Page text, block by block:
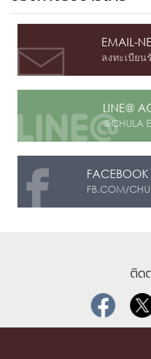
EMAIL-
ลงทะเบียน
LINE@
@CHULA
FACEBOOK
FB.COM/
ติด